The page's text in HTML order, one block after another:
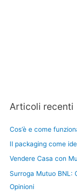
Articoli recenti
Cos’è e come
Il packaging come
Vendere Casa con
Surroga Mutuo BNL:
Opinioni